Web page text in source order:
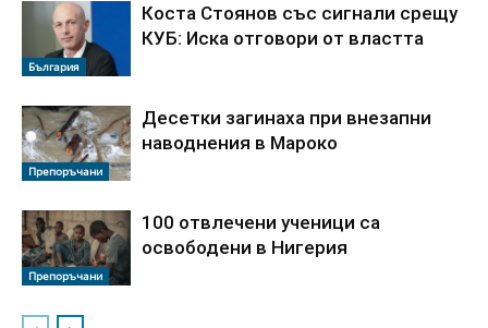
България
Коста Стоянов със сигнали срещу
КУБ: Иска отговори от властта
Препоръчани
Десетки загинаха при внезапни
наводнения в Мароко
Препоръчани
100 отвлечени ученици са
освободени в Нигерия